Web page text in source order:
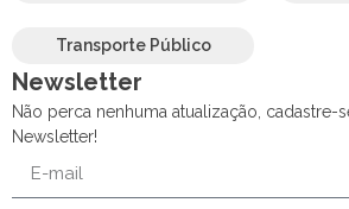
Transporte Público
Newsletter
Não perca nenhuma atualização, cadastre-
Newsletter!